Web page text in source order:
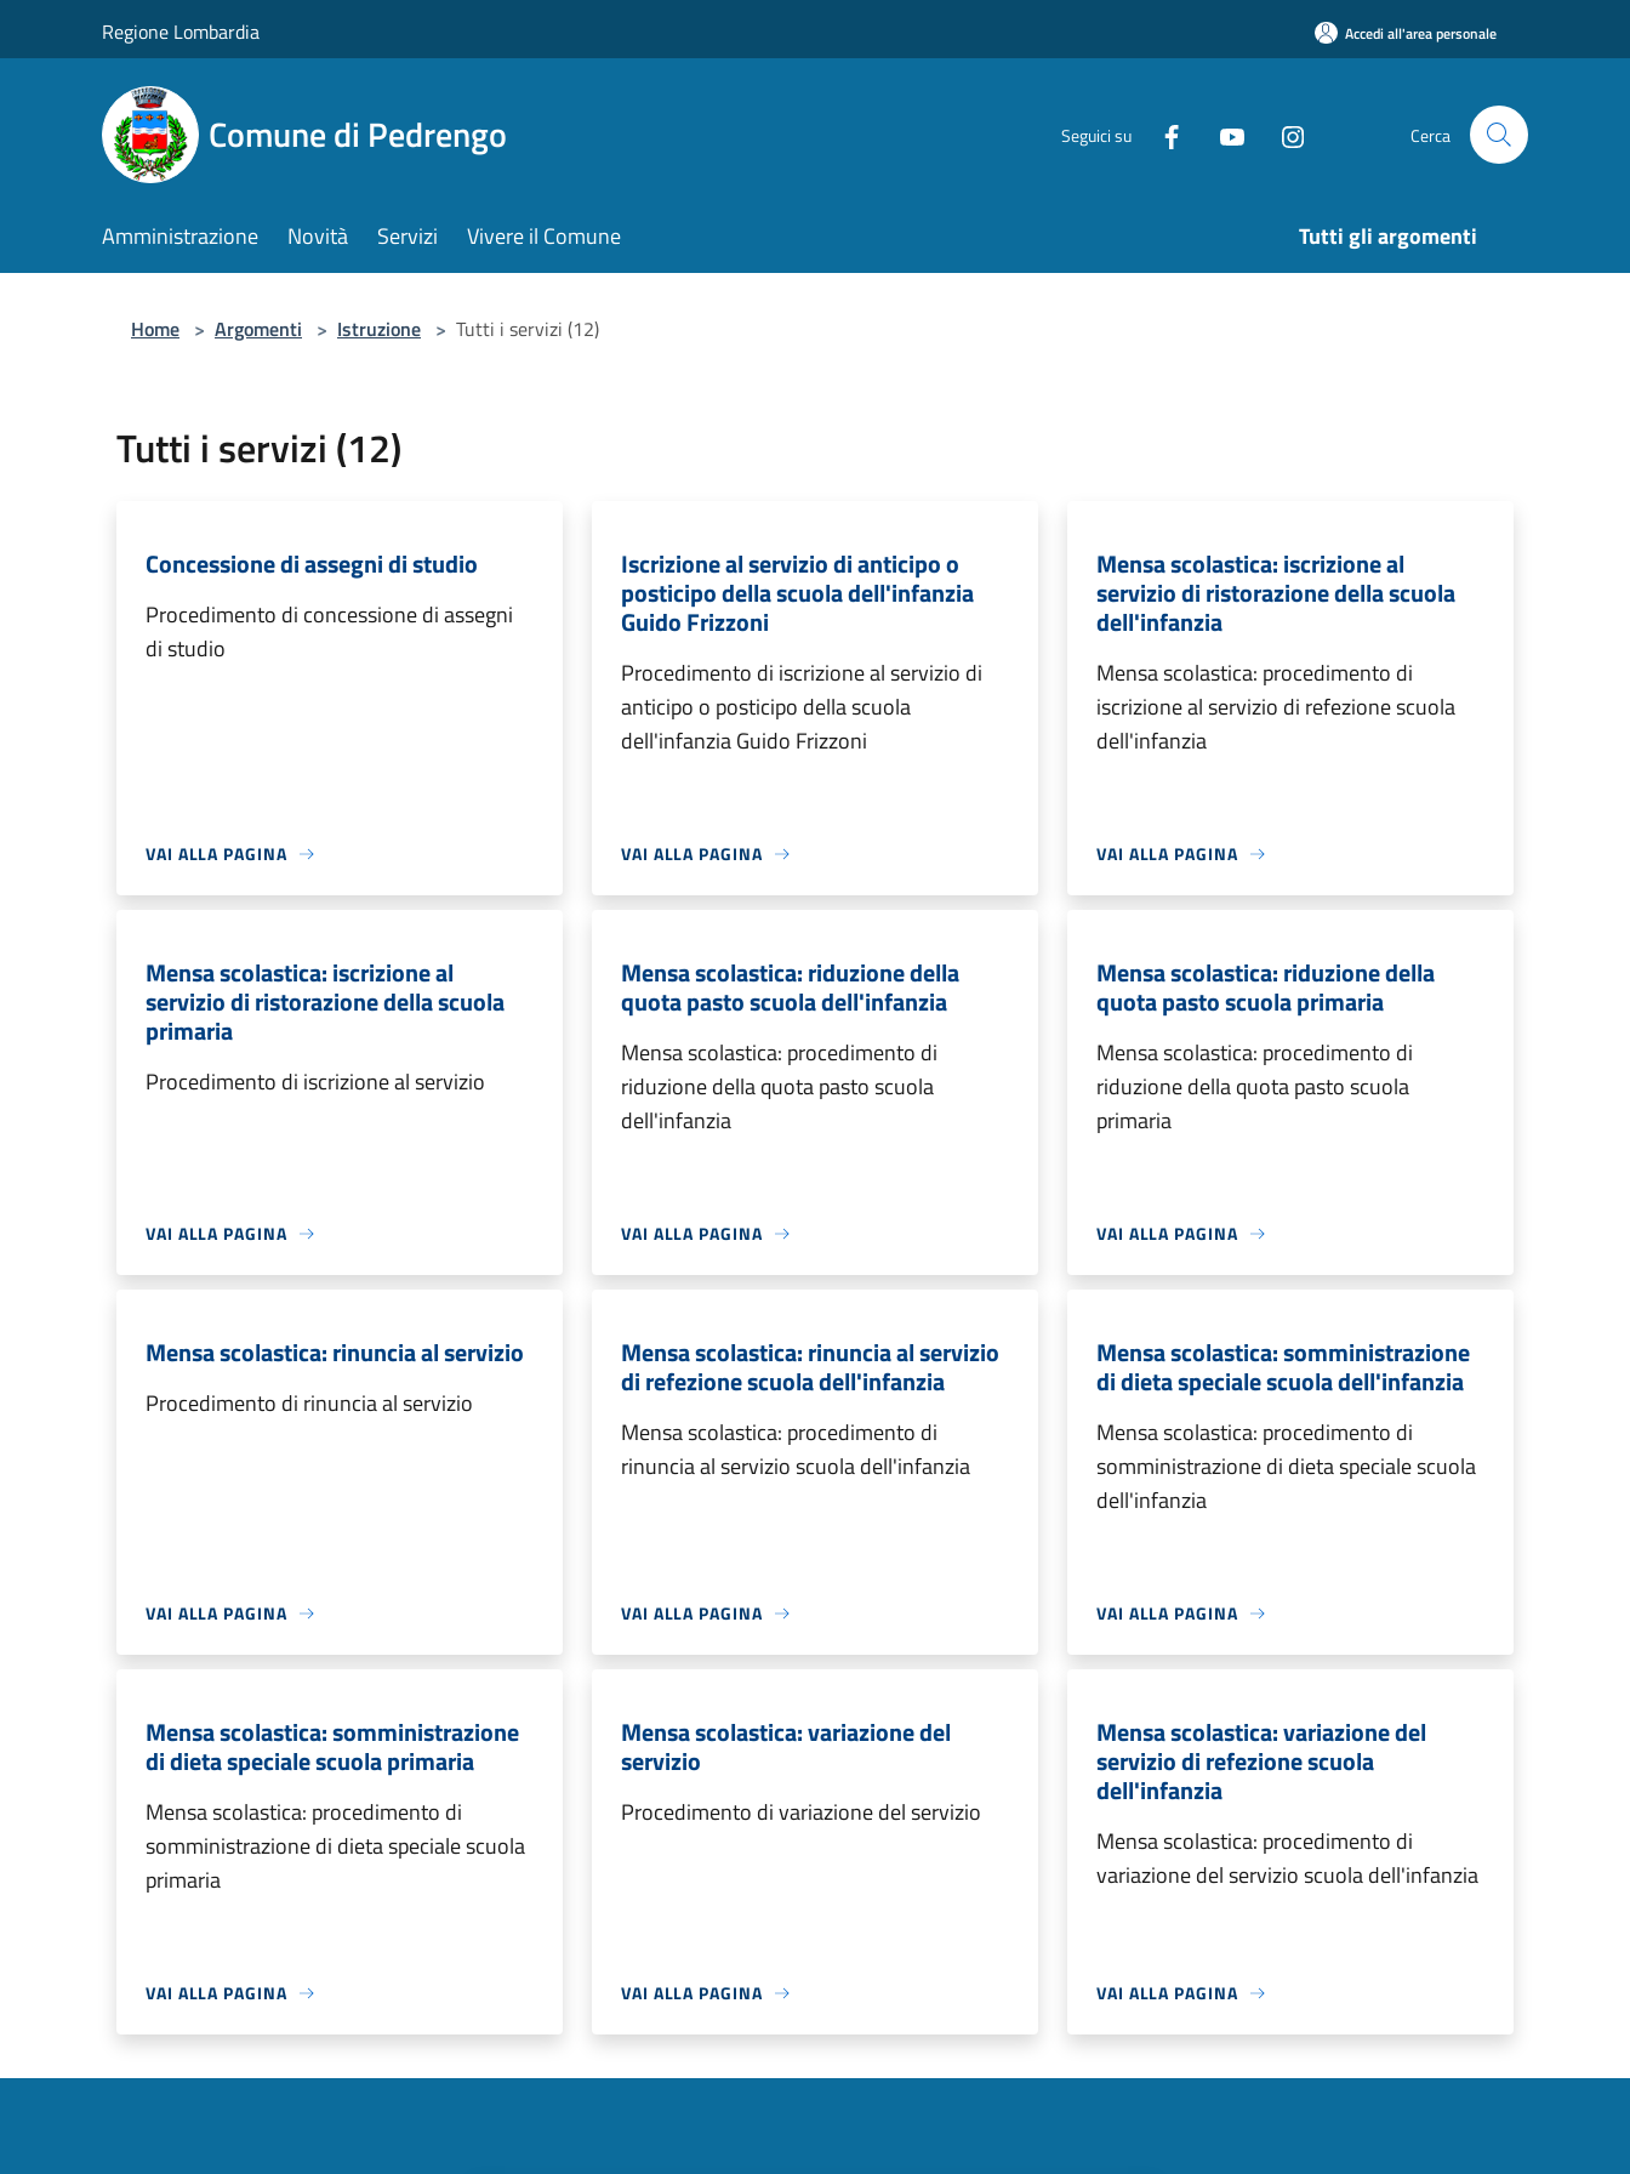
Regione Lombardia Accedi all'area personale
Comune di Pedrengo Seguici su Cerca
Amministrazione Novità Servizi Vivere il Comune Tutti gli argomenti
Home > Argomenti > Istruzione > Tutti i servizi (12)
Tutti i servizi (12)
Concessione di assegni di studio
Procedimento di concessione di assegni
di studio
VAI ALLA PAGINA
Iscrizione al servizio di anticipo o
posticipo della scuola dell'infanzia
Guido Frizzoni
Procedimento di iscrizione al servizio di
anticipo o posticipo della scuola
dell'infanzia Guido Frizzoni
VAI ALLA PAGINA
Mensa scolastica: iscrizione al
servizio di ristorazione della scuola
dell'infanzia
Mensa scolastica: procedimento di
iscrizione al servizio di refezione scuola
dell'infanzia
VAI ALLA PAGINA
Mensa scolastica: iscrizione al
servizio di ristorazione della scuola
primaria
Procedimento di iscrizione al servizio
VAI ALLA PAGINA
Mensa scolastica: riduzione della
quota pasto scuola dell'infanzia
Mensa scolastica: procedimento di
riduzione della quota pasto scuola
dell'infanzia
VAI ALLA PAGINA
Mensa scolastica: riduzione della
quota pasto scuola primaria
Mensa scolastica: procedimento di
riduzione della quota pasto scuola
primaria
VAI ALLA PAGINA
Mensa scolastica: rinuncia al servizio
Procedimento di rinuncia al servizio
VAI ALLA PAGINA
Mensa scolastica: rinuncia al servizio
di refezione scuola dell'infanzia
Mensa scolastica: procedimento di
rinuncia al servizio scuola dell'infanzia
VAI ALLA PAGINA
Mensa scolastica: somministrazione
di dieta speciale scuola dell'infanzia
Mensa scolastica: procedimento di
somministrazione di dieta speciale scuola
dell'infanzia
VAI ALLA PAGINA
Mensa scolastica: somministrazione
di dieta speciale scuola primaria
Mensa scolastica: procedimento di
somministrazione di dieta speciale scuola
primaria
VAI ALLA PAGINA
Mensa scolastica: variazione del
servizio
Procedimento di variazione del servizio
VAI ALLA PAGINA
Mensa scolastica: variazione del
servizio di refezione scuola
dell'infanzia
Mensa scolastica: procedimento di
variazione del servizio scuola dell'infanzia
VAI ALLA PAGINA